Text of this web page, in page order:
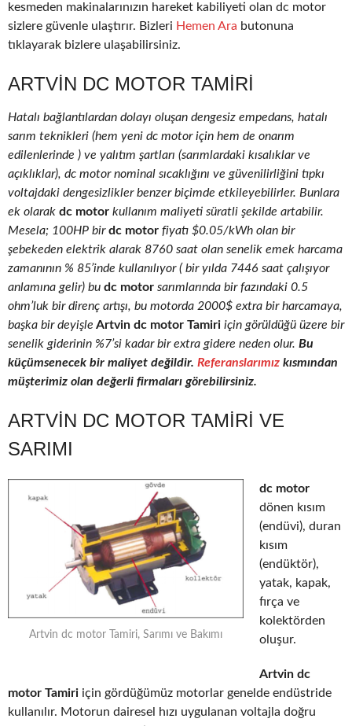
kesmeden makinalarınızın hareket kabiliyeti olan dc motor
sizlere güvenle ulaştırır. Bizleri Hemen Ara butonuna
tıklayarak bizlere ulaşabilirsiniz.
ARTVIN DC MOTOR TAMIRI
Hatalı bağlantılardan dolayı oluşan dengesiz empedans, hatalı
sarım teknikleri (hem yeni dc motor için hem de onarım
edilenlerinde ) ve yalıtım şartları (sarımlardaki kısalıklar ve
açıklıklar), dc motor nominal sıcaklığını ve güvenilirliğini tıpkı
voltajdaki dengesizlikler benzer biçimde etkileyebilirler. Bunlara
ek olarak dc motor kullanım maliyeti süratli şekilde artabilir.
Mesela; 100HP birdc motor fiyatı $0.05/kWh olan bir
şebekeden elektrik alarak 8760 saat olan senelik emek harcama
zamanının % 85’inde kullanılıyor ( bir yılda 7446 saat çalışıyor
anlamına gelir) bu dc motor sarımlarında bir fazındaki 0.5
ohm’luk bir direnç artışı, bu motorda 2000$ extra bir harcamaya,
başka bir deyişle Artvin dc motor Tamiri için görüldüğü üzere bir
senelik giderinin %7’si kadar bir extra gidere neden olur. Bu
küçümsenecek bir maliyet değildir. Referanslarımız kısmından
müşterimiz olan değerli firmaları görebilirsiniz.
ARTVIN DC MOTOR TAMIRI VE
SARIMI
Artvin dc motor Tamiri, Sarımı ve Bakımı
dc motor
dönen kısım
(endüvi), duran
kısım
(endüktör),
yatak, kapak,
fırça ve
kolektörden
oluşur.
Artvin dc
motor Tamiri için gördüğümüz motorlar genelde endüstride
kullanılır. Motorun dairesel hızı uygulanan voltajla doğru